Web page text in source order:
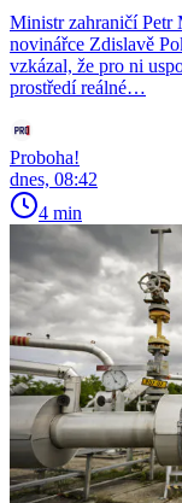
Ministr zahraničí Petr
novinářce Zdislavě
vzkázal, že pro ni
prostředí reálné…
Proboha!
dnes, 08:42
4 min